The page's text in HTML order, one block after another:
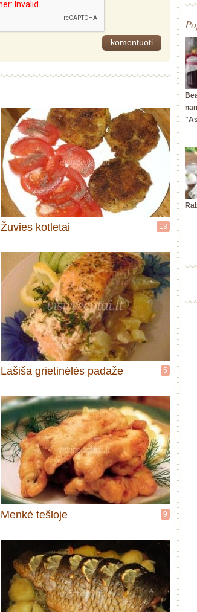
Žuvies kotletai 13
Lašiša grietinėlės padaže 5
Menkė tešloje 9